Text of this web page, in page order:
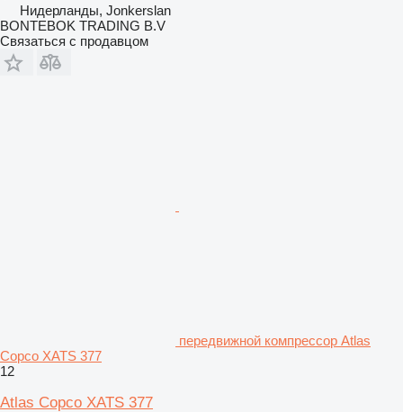
Нидерланды, Jonkerslan
BONTEBOK TRADING B.V
Связаться с продавцом
передвижной компрессор Atlas
Copco XATS 377
12
Atlas Copco XATS 377